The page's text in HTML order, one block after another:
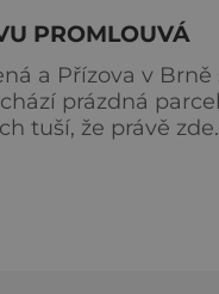
PROMLOUVÁ
a Přízova v Brně
prázdná
tuší, že právě zde
byla po desetiletí